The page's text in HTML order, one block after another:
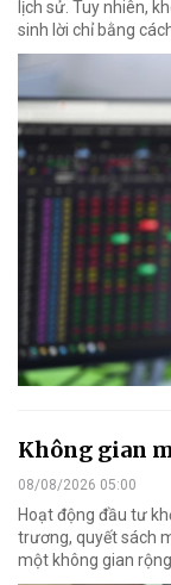
lịch sử. Tuy nhiên,
sinh lời chỉ bằng
Không gian
08/08/2026 05:00
Hoạt động đầu tư
trương, quyết sách
một không gian